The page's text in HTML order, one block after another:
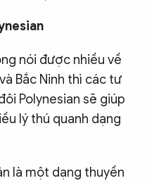
nói được nhiều về
Bắc Ninh thì các tư
Polynesian sẽ giúp
lý thú quanh dạng
là một dạng thuyền